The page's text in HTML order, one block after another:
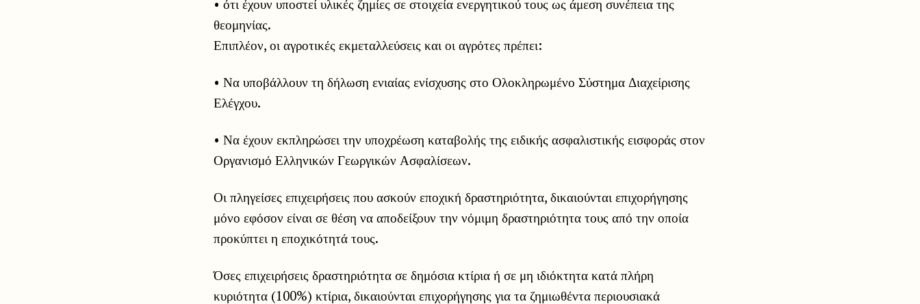
• ότι έχουν υποστεί υλικές ζημίες σε στοιχεία ενεργητικού τους ως άμεση συνέπεια της
θεομηνίας.
Επιπλέον, οι αγροτικές εκμεταλλεύσεις και οι αγρότες πρέπει:
• Να υποβάλλουν τη δήλωση ενιαίας ενίσχυσης στο Ολοκληρωμένο Σύστημα Διαχείρισης
Ελέγχου.
• Να έχουν εκπληρώσει την υποχρέωση καταβολής της ειδικής ασφαλιστικής εισφοράς στον
Οργανισμό Ελληνικών Γεωργικών Ασφαλίσεων.
Οι πληγείσες επιχειρήσεις που ασκούν εποχική δραστηριότητα, δικαιούνται επιχορήγησης
μόνο εφόσον είναι σε θέση να αποδείξουν την νόμιμη δραστηριότητα τους από την οποία
προκύπτει η εποχικότητά τους.
Όσες επιχειρήσεις δραστηριότητα σε δημόσια κτίρια ή σε μη ιδιόκτητα κατά πλήρη
κυριότητα (100%) κτίρια, δικαιούνται επιχορήγησης για τα ζημιωθέντα περιουσιακά